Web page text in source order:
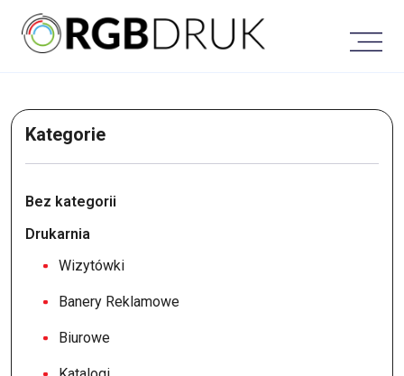
content
Kategorie
Bez kategorii
Drukarnia
Wizytówki
Banery Reklamowe
Biurowe